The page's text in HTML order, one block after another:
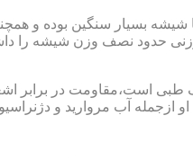
حدود نصف وزن شیشه را
آب مروارید و دژنراسیون